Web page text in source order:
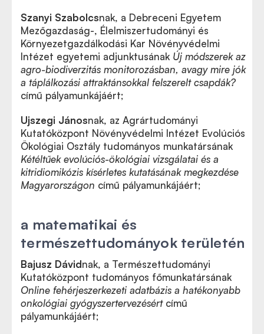
Szanyi Szabolcsnak, a Debreceni Egyetem
Mezőgazdaság-, Élelmiszertudományi és
Környezetgazdálkodási Kar Növényvédelmi
Intézet egyetemi adjunktusának Új módszerek az
agro-biodiverzitás monitorozásban, avagy mire jók
a táplálkozási attraktánsokkal felszerelt csapdák?
című pályamunkájáért;
Ujszegi Jánosnak, az Agrártudományi
Kutatóközpont Növényvédelmi Intézet Evolúciós
Ökológiai Osztály tudományos munkatársának
Kétéltűek evolúciós-ökológiai vizsgálatai és a
kitridiomikózis kísérletes kutatásának megkezdése
Magyarországon című pályamunkájáért;
a matematikai és
természettudományok területén
Bajusz Dávidnak, a Természettudományi
Kutatóközpont tudományos főmunkatársának
Online fehérjeszerkezeti adatbázis a hatékonyabb
onkológiai gyógyszertervezésértcímű
pályamunkájáért;